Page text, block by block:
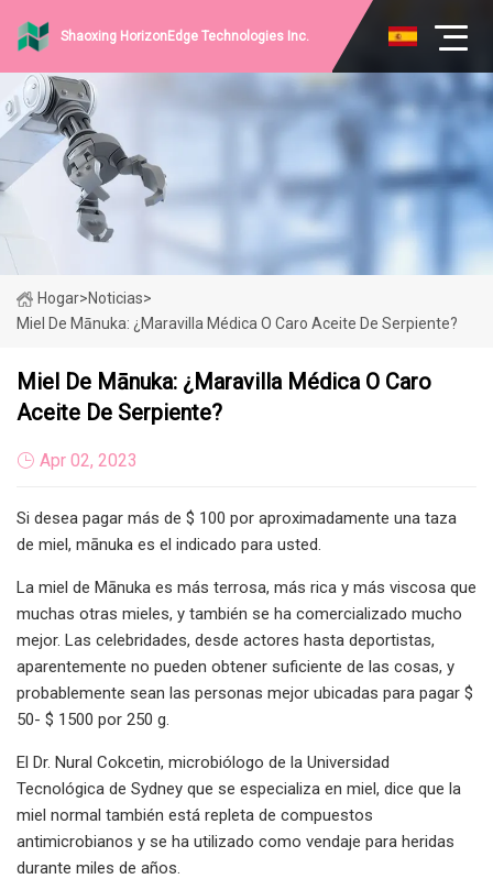
Shaoxing HorizonEdge Technologies Inc.
Hogar>Noticias>
Miel De Mānuka: ¿maravilla Médica O Caro Aceite De Serpiente?
Miel De Mānuka: ¿maravilla Médica O Caro
Aceite De Serpiente?
Apr 02, 2023
Si desea pagar más de $ 100 por aproximadamente una taza
de miel, mānuka es el indicado para usted.
La miel de Mānuka es más terrosa, más rica y más viscosa que
muchas otras mieles, y también se ha comercializado mucho
mejor. Las celebridades, desde actores hasta deportistas,
aparentemente no pueden obtener suficiente de las cosas, y
probablemente sean las personas mejor ubicadas para pagar $
50- $ 1500 por 250 g.
El Dr. Nural Cokcetin, microbiólogo de la Universidad
Tecnológica de Sydney que se especializa en miel, dice que la
miel normal también está repleta de compuestos
antimicrobianos y se ha utilizado como vendaje para heridas
durante miles de años.